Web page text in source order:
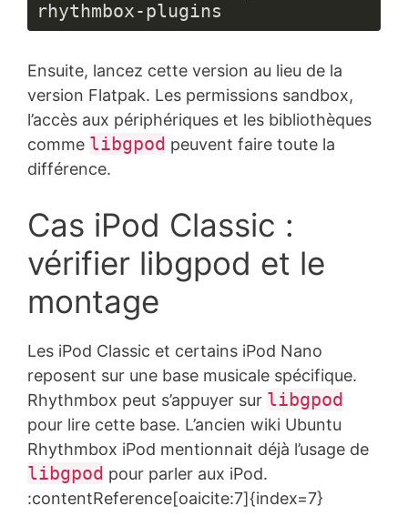
rhythmbox-plugins
Ensuite, lancez cette version au lieu de la
version Flatpak. Les permissions sandbox,
l’accès aux périphériques et les bibliothèques
comme libgpod peuvent faire toute la
différence.
Cas iPod Classic :
vérifier libgpod et le
montage
Les iPod Classic et certains iPod Nano
reposent sur une base musicale spécifique.
Rhythmbox peut s’appuyer sur libgpod
pour lire cette base. L’ancien wiki Ubuntu
Rhythmbox iPod mentionnait déjà l’usage de
libgpod pour parler aux iPod.
:contentReference[oaicite:7]{index=7}